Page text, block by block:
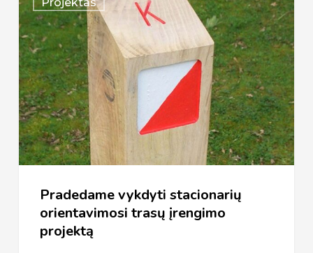
vykdyti
stacionarių
orientavimosi
trasų
įrengimo
projektą
Pradedame vykdyti stacionarių
orientavimosi trasų įrengimo
projektą